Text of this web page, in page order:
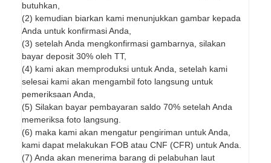
butuhkan,
(2) kemudian biarkan kami menunjukkan gambar kepada
Anda untuk konfirmasi Anda,
(3) setelah Anda mengkonfirmasi gambarnya, silakan
bayar deposit 30% oleh TT,
(4) kami akan memproduksi untuk Anda, setelah kami
selesai kami akan mengambil foto langsung untuk
pemeriksaan Anda,
(5) Silakan bayar pembayaran saldo 70% setelah Anda
memeriksa foto langsung.
(6) maka kami akan mengatur pengiriman untuk Anda,
kami dapat melakukan FOB atau CNF (CFR) untuk Anda.
(7) Anda akan menerima barang di pelabuhan laut